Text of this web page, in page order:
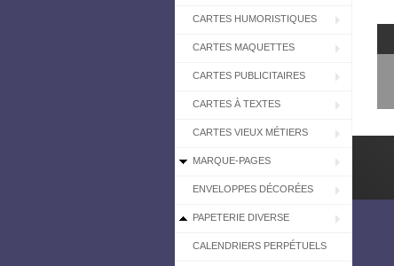
CARTES HUMORISTIQUES
CARTES MAQUETTES
CARTES PUBLICITAIRES
CARTES À TEXTES
CARTES VIEUX MÉTIERS
MARQUE-PAGES
ENVELOPPES DÉCORÉES
PAPETERIE DIVERSE
CALENDRIERS PERPÉTUELS